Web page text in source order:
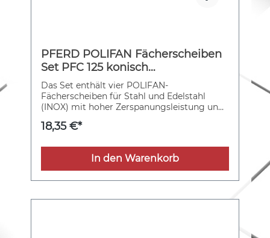
PFERD POLIFAN Fächerscheiben
Set PFC 125 konisch
Z40/60/80/120 PSF STEELOX für
Stahl/Edelstahl
Das Set enthält vier POLIFAN-
Fächerscheiben für Stahl und Edelstahl
(INOX) mit hoher Zerspanungsleistung und
18,35 €*
In den Warenkorb